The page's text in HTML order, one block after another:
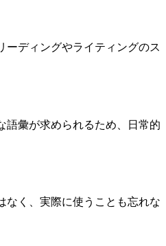
ーディングやライティングのス
語彙が求められるため、日常的
なく、実際に使うことも忘れな